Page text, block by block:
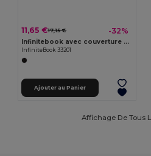
11,65 €17,15 € -32%
Infinitebook avec couverture souple et 15 pages lignées pour tableau blanc
InfiniteBook 33201
Ajouter au Panier
Affichage De Tous